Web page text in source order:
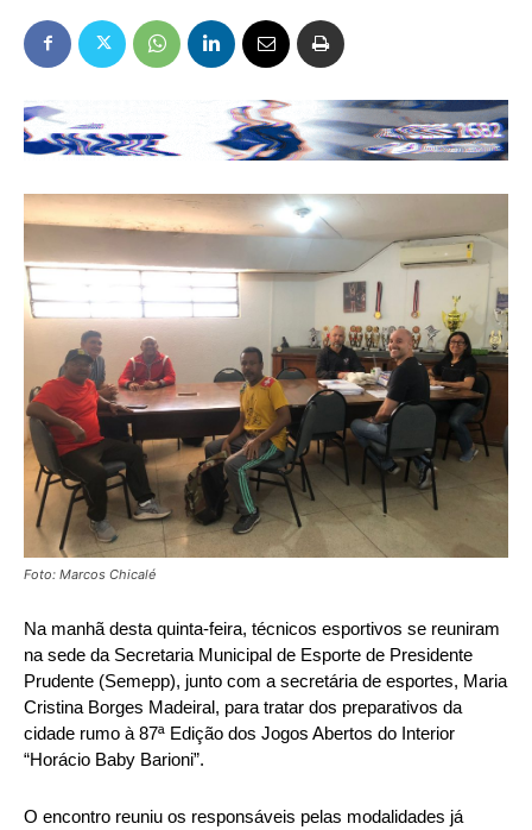
Foto: Marcos Chicalé
Na manhã desta quinta-feira, técnicos esportivos se reuniram
na sede da Secretaria Municipal de Esporte de Presidente
Prudente (Semepp), junto com a secretária de esportes, Maria
Cristina Borges Madeiral, para tratar dos preparativos da
cidade rumo à 87ª Edição dos Jogos Abertos do Interior
“Horácio Baby Barioni”.
O encontro reuniu os responsáveis pelas modalidades já